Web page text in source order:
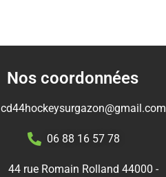
Nos coordonnées
cd44hockeysurgazon@gmail.com
06 88 16 57 78
44 rue Romain Rolland 44000 -